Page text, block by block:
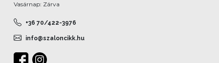
Vasárnap: Zárva
+36 70/422-3976
info@szaloncikk.hu